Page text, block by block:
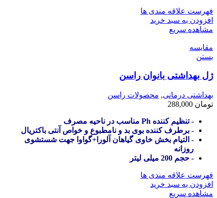
فهرست علاقه مندی ها
افزودن به سبد خرید
مشاهده سریع
مقایسه
بستن
ژل بهداشتی بانوان راسن
بهداشتی درمانی, محصولات راسن
تومان
- تنظیم کننده Ph مناسب در ناحیه مصرف
- برطرف کننده بوی بد و نامطبوع و خواص آنتی باکتریال
- التیام بخش خاوی گیاهان آلورا+گواوا جهت شستشوی
روزانه
- حجم 200 میلی لیتر
فهرست علاقه مندی ها
افزودن به سبد خرید
مشاهده سریع